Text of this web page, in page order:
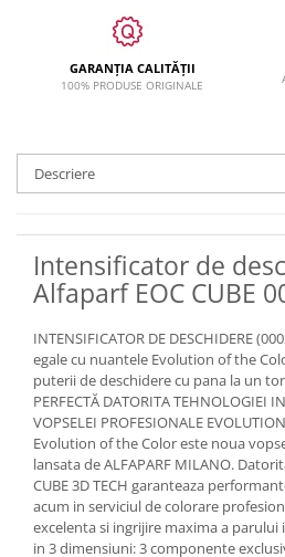
GARANȚIA CALITĂȚII
100% PRODUSE ORIGINALE
Descriere
Intensificator de
Alfaparf EOC CUBE
INTENSIFICATOR DE DESCHIDERE
egale cu nuantele Evolution of the
puterii de deschidere cu pana la un
PERFECTĂ DATORITA TEHNOLOGIEI
VOPSELEI PROFESIONALE
Evolution of the Color este noua
lansata de ALFAPARF MILANO.
CUBE 3D TECH garanteaza
acum in serviciul de colorare
excelenta si ingrijire maxima a
in 3 dimensiuni: 3 componente